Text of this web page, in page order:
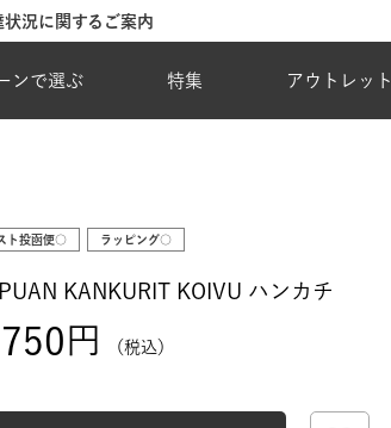
況に関するご案内
ンで選ぶ 特集 アウトレット
ト投函便○ ラッピング○
KANKURIT KOIVU ハンカチ
税込